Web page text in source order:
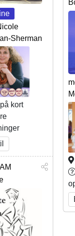
Sherman
kort